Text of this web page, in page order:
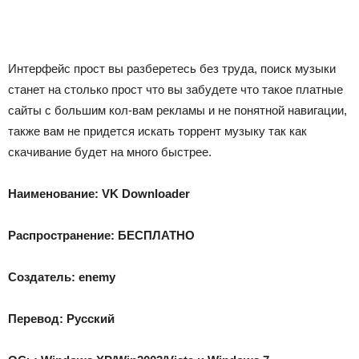
Интерфейс прост вы разберетесь без труда, поиск музыки
станет на столько прост что вы забудете что такое платные
сайты с большим кол-вам рекламы и не понятной навигации,
также вам не придется искать торрент музыку так как
скачивание будет на много быстрее.
Наименование: VK Downloader
Распространение: БЕСПЛАТНО
Создатель: enemy
Перевод: Русский